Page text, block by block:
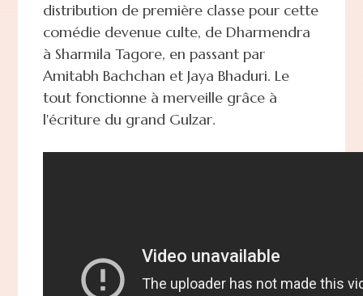
distribution de première classe pour cette
comédie devenue culte, de Dharmendra
à Sharmila Tagore, en passant par
Amitabh Bachchan et Jaya Bhaduri. Le
tout fonctionne à merveille grâce à
l'écriture du grand Gulzar.